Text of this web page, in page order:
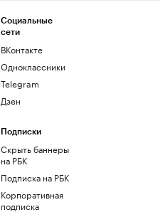
Социальные
сети
ВКонтакте
Одноклассники
Telegram
Дзен
Подписки
Скрыть баннеры
на РБК
Подписка на РБК
Корпоративная
подписка